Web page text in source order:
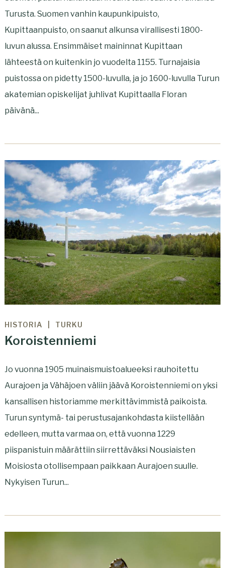
Turusta. Suomen vanhin kaupunkipuisto,
Kupittaanpuisto, on saanut alkunsa virallisesti 1800-
luvun alussa. Ensimmäiset maininnat Kupittaan
lähteestä on kuitenkin jo vuodelta 1155. Turnajaisia
puistossa on pidetty 1500-luvulla, ja jo 1600-luvulla Turun
akatemian opiskelijat juhlivat Kupittaalla Floran
päivänä...
HISTORIA TURKU
Koroistenniemi
Jo vuonna 1905 muinaismuistoalueeksi rauhoitettu
Aurajoen ja Vähäjoen väliin jäävä Koroistenniemi on yksi
kansallisen historiamme merkittävimmistä paikoista.
Turun syntymä- tai perustusajankohdasta kiistellään
edelleen, mutta varmaa on, että vuonna 1229
piispanistuin määrättiin siirrettäväksi Nousiaisten
Moisiosta otollisempaan paikkaan Aurajoen suulle.
Nykyisen Turun...